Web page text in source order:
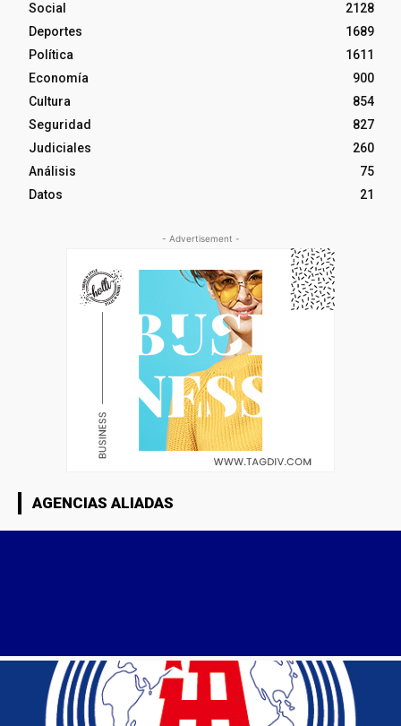
Social
2128
Deportes
1689
Política
1611
Economía
900
Cultura
854
Seguridad
827
Judiciales
260
Análisis
75
Datos
21
- Advertisement -
AGENCIAS ALIADAS